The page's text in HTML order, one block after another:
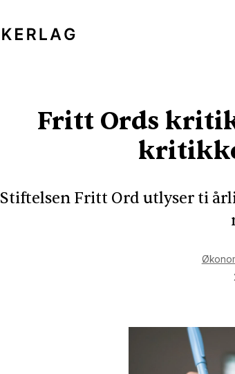
Fritt Ords
Stiftelsen Fritt Ord utlyser ti